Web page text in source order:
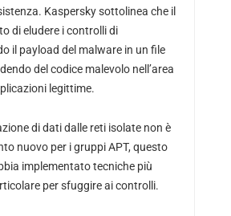
Kaspersky sottolinea che il
di eludere i controlli di
il payload del malware in un file
del codice malevolo nell’area
legittime.
di dati dalle reti isolate non è
nuovo per i gruppi APT, questo
implementato tecniche più
per sfuggire ai controlli.